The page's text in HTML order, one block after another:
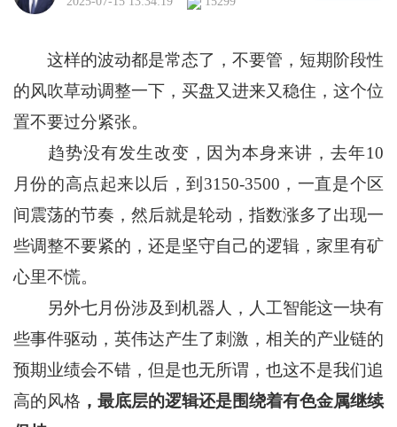
这样的波动都是常态了，不要管，短期阶段性
的风吹草动调整一下，买盘又进来又稳住，这个位
置不要过分紧张。
趋势没有发生改变，因为本身来讲，去年10
月份的高点起来以后，到3150-3500，一直是个区
间震荡的节奏，然后就是轮动，指数涨多了出现一
些调整不要紧的，还是坚守自己的逻辑，家里有矿
心里不慌。
另外七月份涉及到机器人，人工智能这一块有
些事件驱动，英伟达产生了刺激，相关的产业链的
预期业绩会不错，但是也无所谓，也这不是我们追
高的风格 ，最底层的逻辑还是围绕着有色金属继续